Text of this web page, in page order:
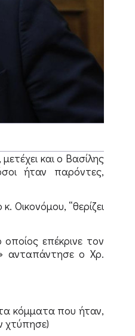
και ο Βασίλης
ήταν παρόντες,
Οικονόμου, “θερίζει
επέκρινε τον
ανταπάντησε ο Χρ.
κόμματα που ήταν,
χτύπησε)